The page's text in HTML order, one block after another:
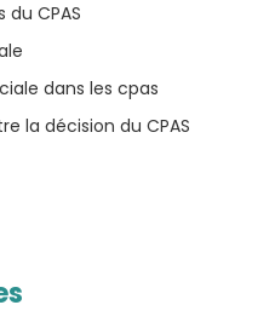
du CPAS
dans les cpas
la décision du CPAS